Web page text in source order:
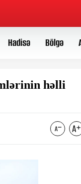
Hadisə Bölgə
həlli